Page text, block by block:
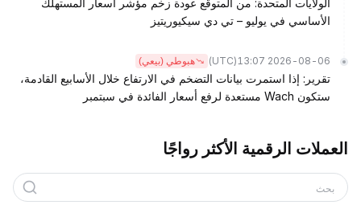
الولايات المتحدة: من المتوقع عودة زخم مؤشر أسعار المستهلك
الأساسي في يوليو – تي دي سيكيوريتيز
2026-08-06 13:07
(UTC) هبوطي (بيعي)
تقرير: إذا استمرت بيانات التضخم في الارتفاع خلال الأسابيع القادمة،
ستكون Wach مستعدة لرفع أسعار الفائدة في سبتمبر
العملات الرقمية الأكثر رواجًا
بحث